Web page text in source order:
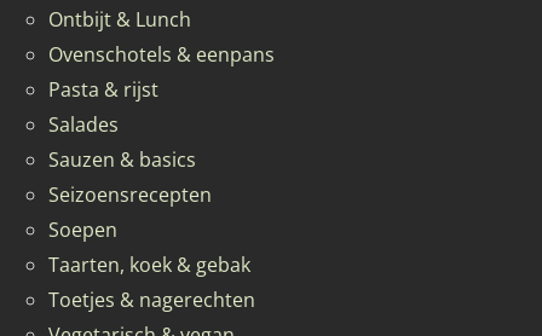
Ontbijt & Lunch
Ovenschotels & eenpans
Pasta & rijst
Salades
Sauzen & basics
Seizoensrecepten
Soepen
Taarten, koek & gebak
Toetjes & nagerechten